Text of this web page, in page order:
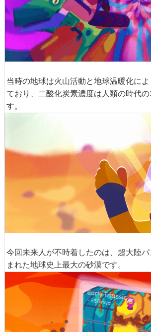
当時の地球は火山活動と地球温暖化に
ており、二酸化炭素濃度は人類の時代
す。
今回未来人が不時着したのは、超大陸
まれた地球史上最大の砂漠です。